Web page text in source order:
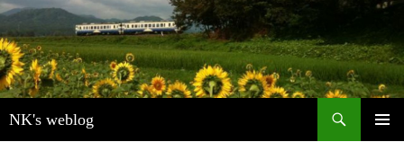
NK's weblog
索